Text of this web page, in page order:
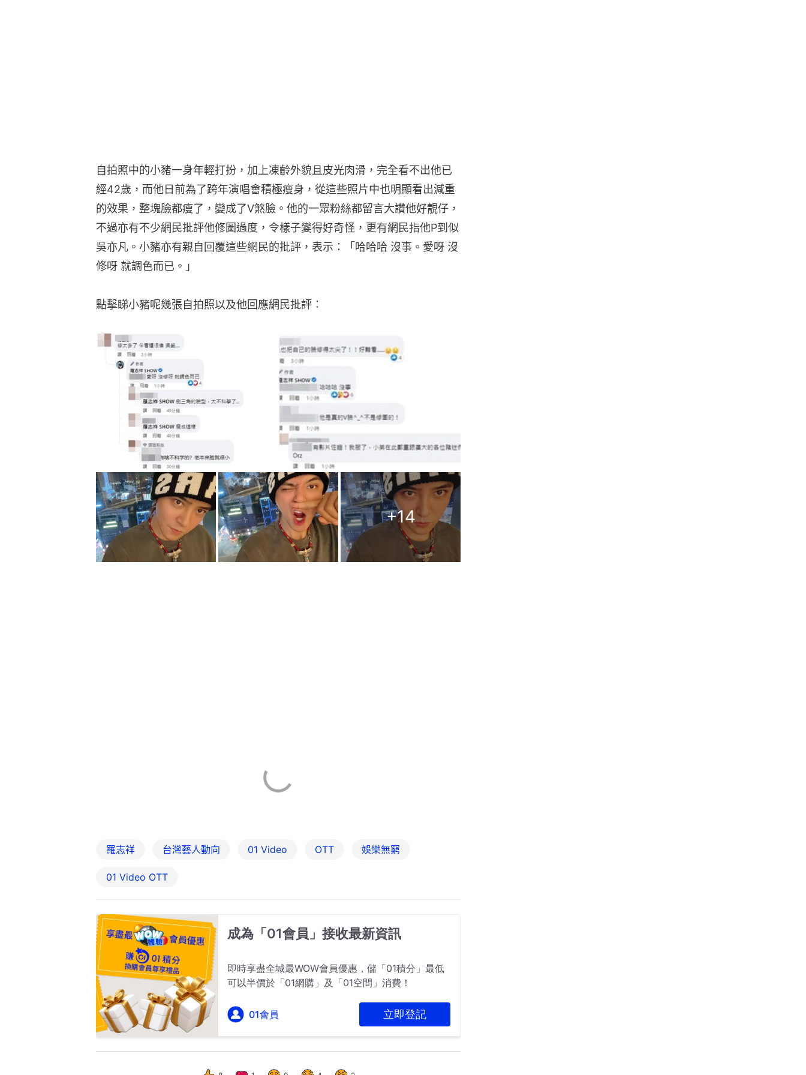
自拍照中的小豬一身年輕打扮，加上凍齡外貌且皮光肉滑，完全看不出他已
經42歲，而他日前為了跨年演唱會積極瘦身，從這些照片中也明顯看出減重
的效果，整塊臉都瘦了，變成了V煞臉。他的一眾粉絲都留言大讚他好靚仔，
不過亦有不少網民批評他修圖過度，令樣子變得好奇怪，更有網民指他P到似
吳亦凡。小豬亦有親自回覆這些網民的批評，表示：「哈哈哈 沒事。愛呀 沒
修呀 就調色而已。」
點擊睇小豬呢幾張自拍照以及他回應網民批評：
+14
羅志祥 台灣藝人動向 01 Video OTT 娛樂無窮
01‌ ‌Video‌ ‌OTT